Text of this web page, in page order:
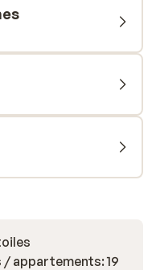
Envie d'une
est vivement
y serez en un rien de
appartements: 19